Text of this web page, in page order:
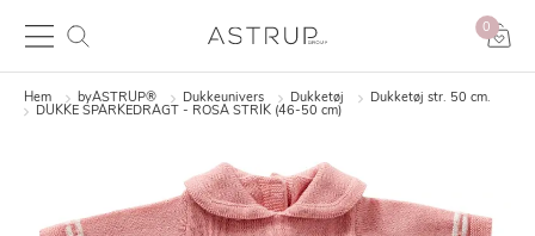
0
Hem byASTRUP® Dukkeunivers Dukketøj
Dukketøj str. 50 cm.
DUKKE SPARKEDRAGT - ROSA STRIK (46-50 cm)